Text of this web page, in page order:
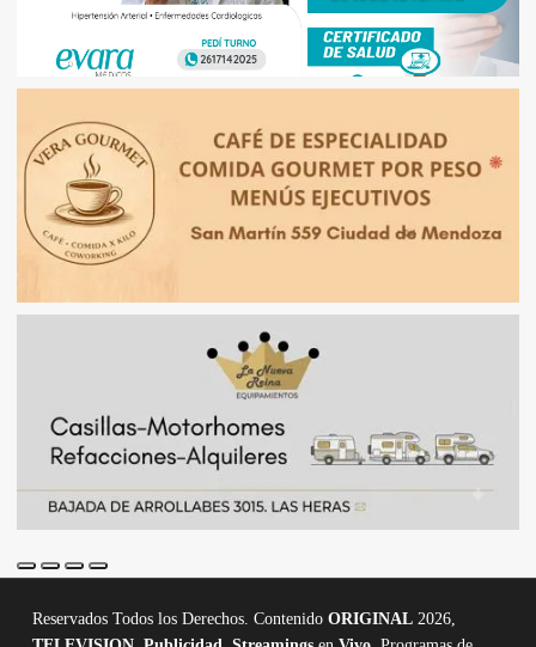
Reservados Todos los Derechos. Contenido ORIGINAL2026,